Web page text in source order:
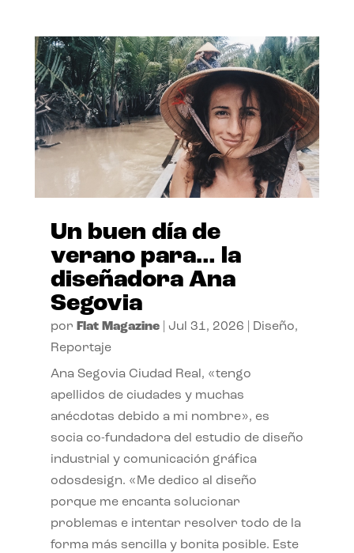
Un buen día de
verano para… la
diseñadora Ana
Segovia
por Flat Magazine| Jul 31, 2026 Diseño,
Reportaje
Ana Segovia Ciudad Real, «tengo
apellidos de ciudades y muchas
anécdotas debido a mi nombre», es
socia co-fundadora del estudio de diseño
industrial y comunicación gráfica
odosdesign. «Me dedico al diseño
porque me encanta solucionar
problemas e intentar resolver todo de la
forma más sencilla y bonita posible. Este